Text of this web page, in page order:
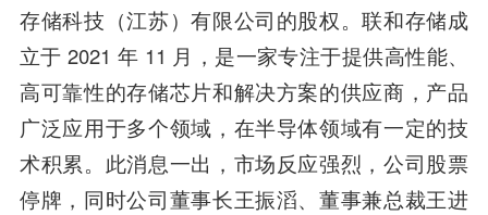
存储科技（江苏）有限公司的股权。联和存储成
立于 2021 年 11 月，是一家专注于提供高性能、
高可靠性的存储芯片和解决方案的供应商，产品
广泛应用于多个领域，在半导体领域有一定的技
术积累。此消息一出，市场反应强烈，公司股票
停牌，同时公司董事长王振滔、董事兼总裁王进